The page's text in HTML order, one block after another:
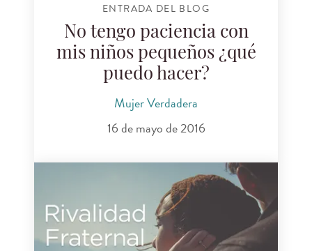
ENTRADA DEL BLOG
No tengo paciencia con
mis niños pequeños ¿qué
puedo hacer?
Mujer Verdadera
16 de mayo de 2016